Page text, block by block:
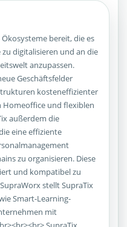
bereit, die es
digitalisieren und an die
anzupassen.
Geschäftsfelder
kosteneffizienter
Homeoffice und flexiblen
außerdem die
eine effiziente
zu organisieren. Diese
und kompatibel zu
stellt SupraTix
Smart-Learning-
mit